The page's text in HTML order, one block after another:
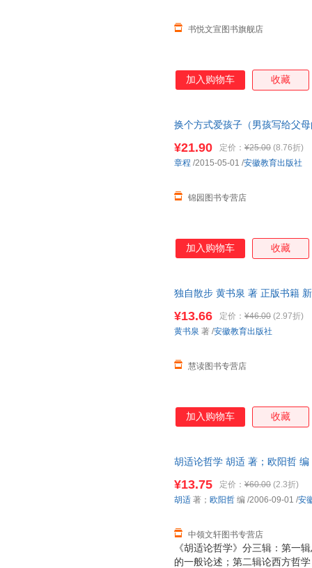
书悦文宣图书旗舰店
加入购物车 收藏
换个方式爱孩子（男孩写给父
¥21.90 定价： ¥25.00 (8.76折)
锦园图书专营店
章程 /2015-05-01 /安徽教育出版社
加入购物车 收藏
独自散步 黄书泉 著 正版书籍
¥13.66 定价： ¥46.00 (2.97折)
慧读图书专营店
黄书泉 著 /安徽教育出版社
加入购物车 收藏
胡适论哲学 胡适 著；欧阳哲
《胡适论哲学》分三辑：第一
的一般论述；第二辑论西方哲
¥13.75 定价： ¥60.00 (2.3折)
中领文轩图书专营店
胡适 著； 欧阳哲 编 /2006-09-01 /安